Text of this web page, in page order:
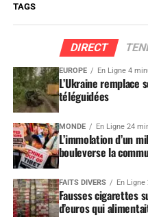
TAGS
DIRECT
EUROPE En Ligne 4
L’Ukraine remplace
téléguidées
MONDE En Ligne 24
L’immolation d’un
bouleverse la
FAITS DIVERS En
Fausses cigarettes
d’euros qui